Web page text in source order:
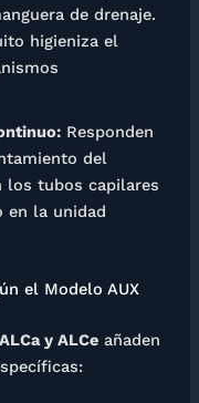
de drenaje.
higieniza el
Responden
del
los tubos capilares
en la unidad
el Modelo AUX
y ALCeañaden